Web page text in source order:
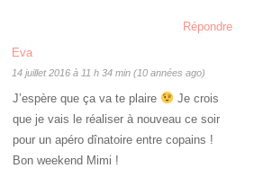
Répondre
Eva
14 juillet 2016 à 11 h 34 min (10 années ago)
J’espère que ça va te plaire
Je crois
que je vais le réaliser à nouveau ce soir
pour un apéro dînatoire entre copains !
Bon weekend Mimi !